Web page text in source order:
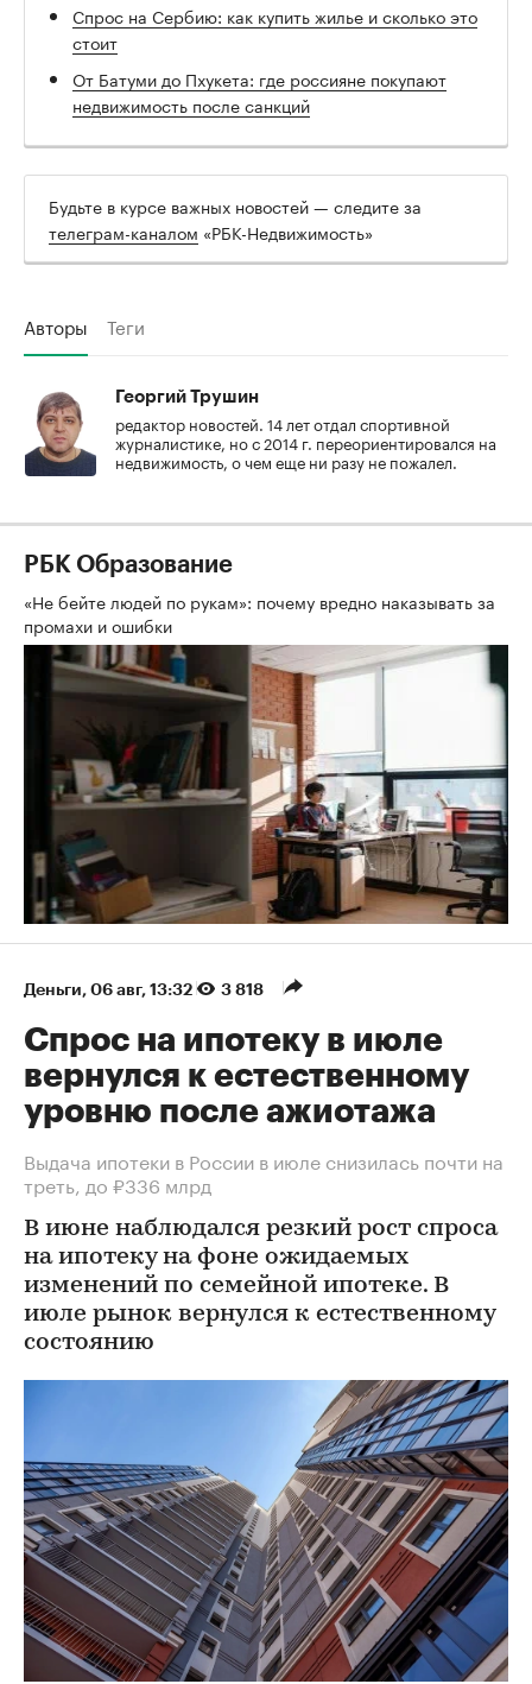
Спрос на Сербию: как купить жилье и сколько это
стоит
От Батуми до Пхукета: где россияне покупают
недвижимость после санкций
Будьте в курсе важных новостей — следите за
телеграм-каналом «РБК-Недвижимость»
Авторы Теги
Георгий Трушин
редактор новостей. 14 лет отдал спортивной
журналистике, но с 2014 г. переориентировался на
недвижимость, о чем еще ни разу не пожалел.
РБК Образование
«Не бейте людей по рукам»: почему вредно наказывать за
промахи и ошибки
Деньги 06 авг, 13:32 3 818
Спрос на ипотеку в июле
вернулся к естественному
уровню после ажиотажа
Выдача ипотеки в России в июле снизилась почти на
треть, до ₽336 млрд
В июне наблюдался резкий рост спроса
на ипотеку на фоне ожидаемых
изменений по семейной ипотеке. В
июле рынок вернулся к естественному
состоянию